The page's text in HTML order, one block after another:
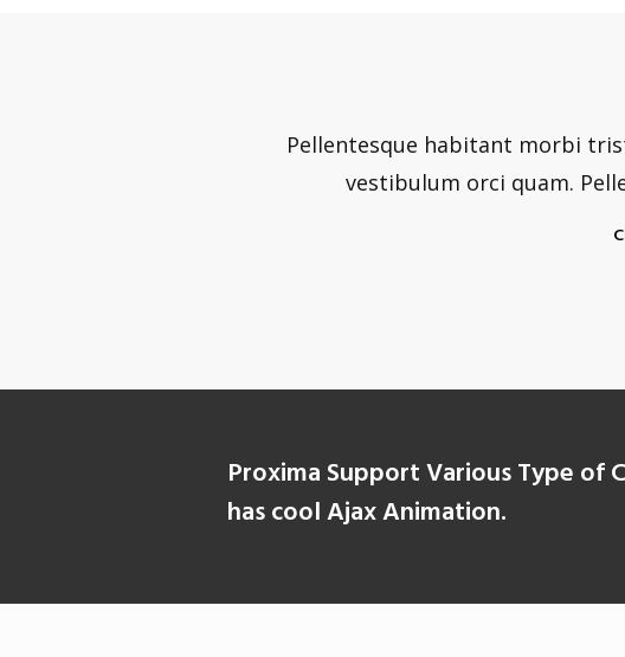
Pellentesque habitant morbi
vestibulum orci quam.
Proxima Support Various Type of
has cool Ajax Animation.